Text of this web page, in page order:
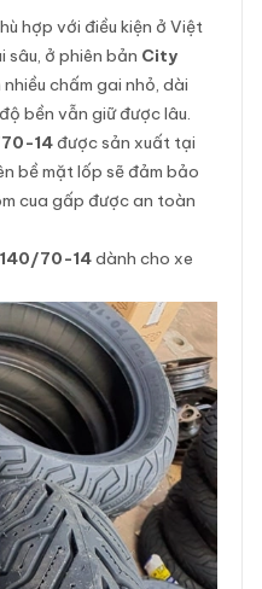
hợp với điều kiện ở Việt
sâu, ở phiên bản City
chấm gai nhỏ, dài
bền vẫn giữ được lâu.
14được sản xuất tại
bề mặt lốp sẽ đảm bảo
cua gấp được an toàn
140/70-14dành cho xe